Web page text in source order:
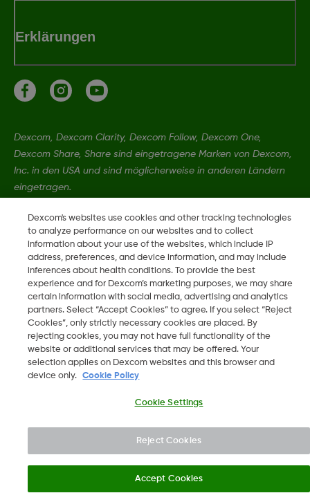
Erklärungen
Dexcom, Dexcom Clarity, Dexcom Follow, Dexcom One,
Dexcom Share, Share sind eingetragene Marken von Dexcom,
Inc. in den USA und sind möglicherweise in anderen Ländern
eingetragen.
LBL013583 Rev001
2026 Dexcom, Inc. Alle Rechte vorbehalten.
DE
Region ändern
Dexcom's websites use cookies and other tracking technologies
to analyze performance on our websites and to collect
information about your use of the websites, which include IP
address, preferences, and device information, and may include
inferences about health conditions. To provide the best
experience and for Dexcom’s marketing purposes, we may share
certain information with social media, advertising and analytics
partners. Select “Accept Cookies” to agree. If you select “Reject
Cookies”, only strictly necessary cookies are placed. By
rejecting cookies, you may not have full functionality of the
website or additional services that may be offered. Your
selection applies on Dexcom websites and this browser and
device only.
Cookie Policy
Cookie Settings
Reject Cookies
Accept Cookies